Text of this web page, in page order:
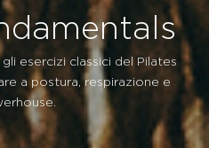
esercizi classici del Pilates
a postura, respirazione e